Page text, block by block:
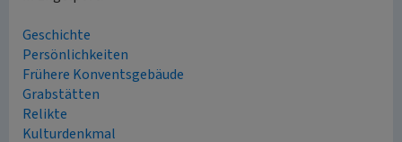
Geschichte
Persönlichkeiten
Frühere Konventsgebäude
Grabstätten
Relikte
Kulturdenkmal